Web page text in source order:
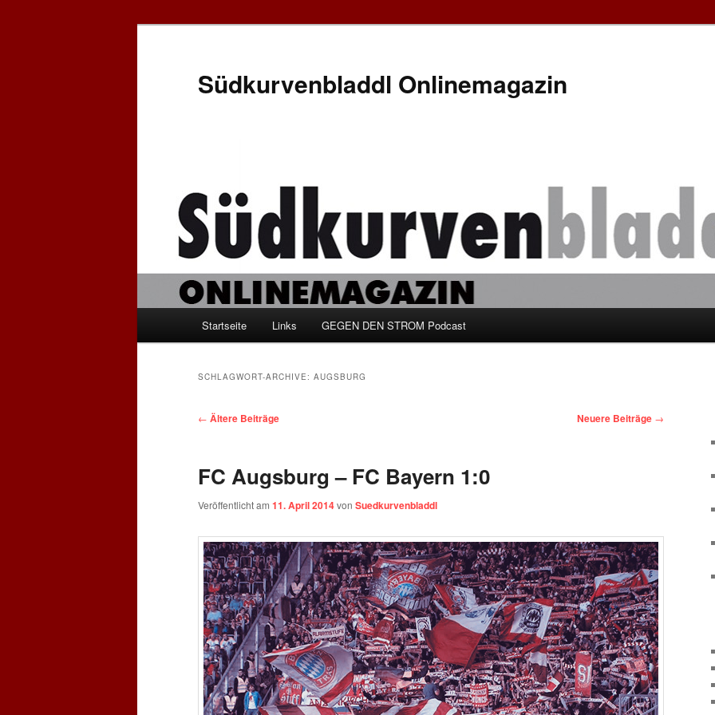
Südkurvenbladdl Onlinemagazin
Startseite Links GEGEN DEN STROM Podcast
SCHLAGWORT-ARCHIVE: AUGSBURG
Beitragsnavigation
← Ältere Beiträge Neuere Beiträge →
FC Augsburg – FC Bayern 1:0
Veröffentlicht am 11. April 2014von Suedkurvenbladdl